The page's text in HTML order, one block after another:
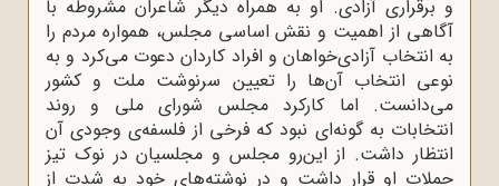
و برقراری آزادی. او به همراه دیگر شاعران مشروطه با
آگاهی از اهمیت و نقش اساسی مجلس، همواره مردم را
به انتخاب آزادی‌خواهان و افراد کاردان دعوت می‌کرد و به
نوعی انتخاب آن‌ها را تعیین سرنوشت ملت و کشور
می‌دانست. اما کارکرد مجلس شورای ملی و روند
انتخابات به گونه‌ای نبود که فرخی از فلسفه‌ی وجودی آن
انتظار داشت. از این‌رو مجلس و مجلسیان در نوک تیز
حملات او قرار داشت و در نوشته‌های خود به شدت از